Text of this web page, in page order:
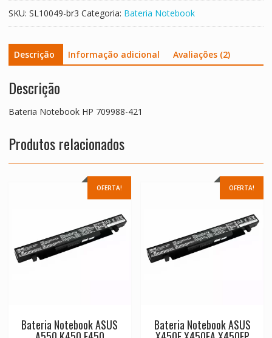
SKU: SL10049-br3 Categoria: Bateria Notebook
Descrição Informação adicional Avaliações (2)
Descrição
Bateria Notebook HP 709988-421
Produtos relacionados
OFERTA!
Bateria Notebook ASUS
OFERTA!
Bateria Notebook ASUS